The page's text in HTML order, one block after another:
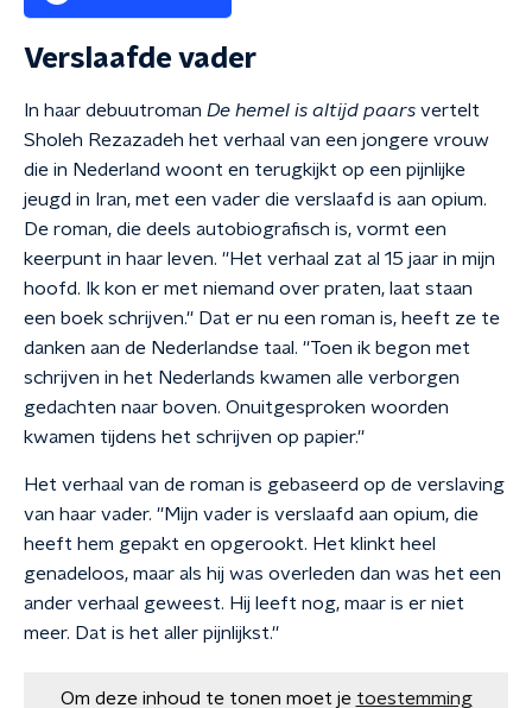
Verslaafde vader
In haar debuutroman De hemel is altijd paars vertelt
Sholeh Rezazadeh het verhaal van een jongere vrouw
die in Nederland woont en terugkijkt op een pijnlijke
jeugd in Iran, met een vader die verslaafd is aan opium.
De roman, die deels autobiografisch is, vormt een
keerpunt in haar leven. ''Het verhaal zat al 15 jaar in mijn
hoofd. Ik kon er met niemand over praten, laat staan
een boek schrijven.'' Dat er nu een roman is, heeft ze te
danken aan de Nederlandse taal. ''Toen ik begon met
schrijven in het Nederlands kwamen alle verborgen
gedachten naar boven. Onuitgesproken woorden
kwamen tijdens het schrijven op papier.''
Het verhaal van de roman is gebaseerd op de verslaving
van haar vader. ''Mijn vader is verslaafd aan opium, die
heeft hem gepakt en opgerookt. Het klinkt heel
genadeloos, maar als hij was overleden dan was het een
ander verhaal geweest. Hij leeft nog, maar is er niet
meer. Dat is het aller pijnlijkst.''
Om deze inhoud te tonen moet je toestemming